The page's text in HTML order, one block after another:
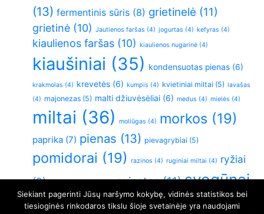
(13) fermentinis sūris (8) grietinelė (11)
grietinė (10) Jautienos faršas (4) jogurtas (4) kefyras (4)
kiaulienos faršas (10) kiaulienos nugarinė (4)
kiaušiniai (35) kondensuotas pienas (6)
krakmolas (4) krevetės (6) kumpis (4) kvietiniai miltai (5) lavašas
(4) majonezas (5) malti džiuvėsėliai (6) medus (4) mielės (4)
miltai (36) moliūgas (4) morkos (19)
paprika (7) pienas (13) pievagrybiai (5)
pomidorai (19) razinos (4) ruginiai miltai (4) ryžiai
(9)
sviestas(11) svogūnai
(26) Varškė(21) virtos bulvės (5) vištiena(6)
Siekiant pagerinti Jūsų naršymo kokybę, vidinės statistikos bei
tiesioginės rinkodaros tikslu šioje svetainėje yra naudojami